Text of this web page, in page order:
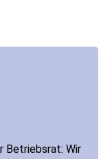
Betriebsrat: Wir